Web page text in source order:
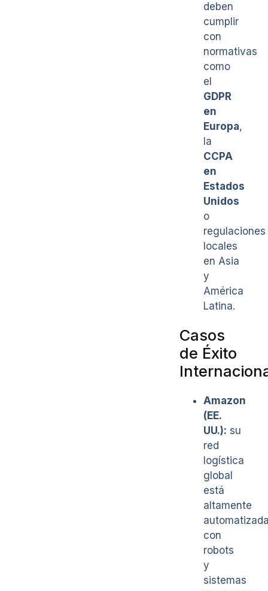
deben
cumplir
con
normativas
como
el
GDPR
en
Europa,
la
CCPA
en
Estados
Unidos
o
regulaciones
locales
en Asia
y
América
Latina.
Casos
de Éxito
Amazon
(EE.
UU.): su
red
logística
global
está
altamente
con
robots
y
sistemas